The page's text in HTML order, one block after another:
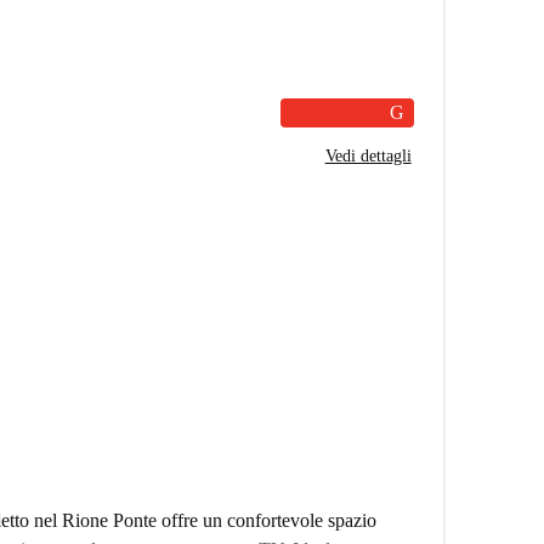
G
Vedi dettagli
nel Rione Ponte offre un confortevole spazio